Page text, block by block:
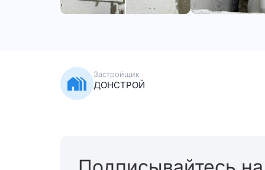
Застройщик
ДОНСТРОЙ